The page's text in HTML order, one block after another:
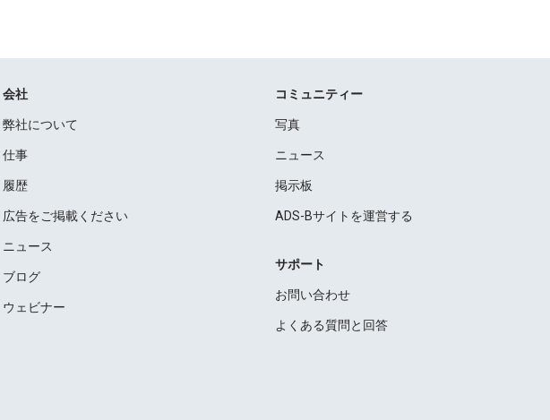
会社
弊社について
仕事
履歴
広告をご掲載ください
ニュース
ブログ
ウェビナー
コミュニティー
写真
ニュース
掲示板
ADS-Bサイトを運営する
サポート
お問い合わせ
よくある質問と回答